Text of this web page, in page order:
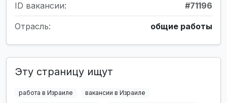
ID вакансии: #71196
Отрасль: общие работы
Эту страницу ищут
работа в Израиле
вакансии в Израиле